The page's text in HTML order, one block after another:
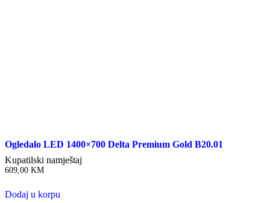
Ogledalo LED 1400×700 Delta Premium Gold B20.01
Kupatilski namještaj
609,00 KM
Dodaj u korpu